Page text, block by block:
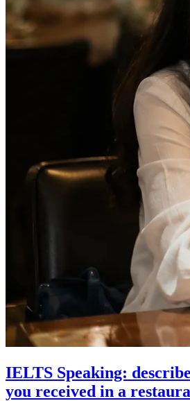
IELTS Speaking:
you received in a